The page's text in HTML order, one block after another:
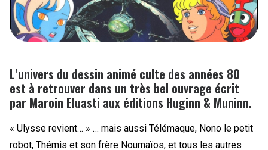
SOUTENEZ KULTT
L’univers du dessin animé culte des années 80
est à retrouver dans un très bel ouvrage écrit
par Maroin Eluasti aux éditions Huginn & Muninn.
« Ulysse revient… » … mais aussi Télémaque, Nono le petit
robot, Thémis et son frère Noumaïos, et tous les autres